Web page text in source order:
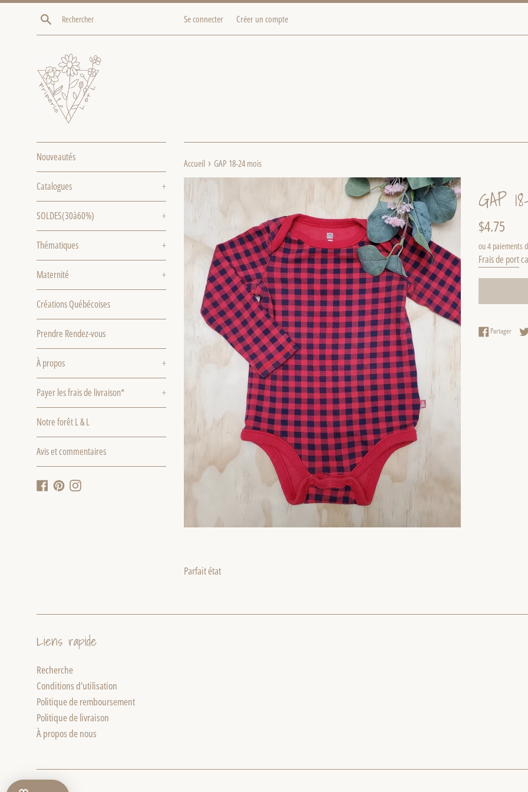
Passer
Recherche Se connecter Créer un compte
Nouveautés
Catalogues +
SOLDES(30à60%) +
Thématiques +
Maternité +
Créations Québécoises
Prendre Rendez-vous
À propos +
Payer les frais de livraison* +
Notre forêt L & L
Avis et commentaires
Facebook
PinterestInstagram
Accueil › GAP 18-24 mois
GAP
Prix
$4.75
ou 4 paiements
Frais de port
Partager
Parfait état
Liens rapide
Recherche
Conditions d'utilisation
Politique de remboursement
Politique de livraison
À propos de nous